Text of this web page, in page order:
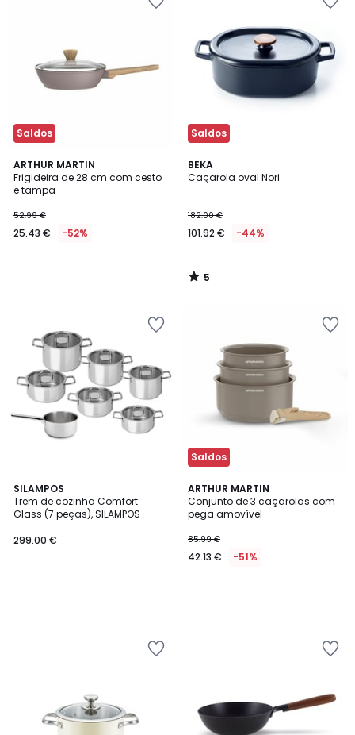
Saldos
ARTHUR MARTIN
Frigideira de 28 cm com cesto
e tampa
52.99 €
25.43 € -52%
Saldos
BEKA
Caçarola oval Nori
182.00 €
101.92 € -44%
5
/
5
/
SILAMPOS
Trem de cozinha Comfort
Glass (7 peças), SILAMPOS
299.00 €
Saldos
ARTHUR MARTIN
Conjunto de 3 caçarolas com
pega amovível
85.99 €
42.13 € -51%